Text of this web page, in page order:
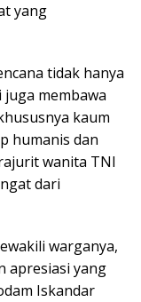
yang
tidak hanya
membawa
kaum
humanis dan
wanita TNI
dari
warganya,
apresiasi yang
Iskandar